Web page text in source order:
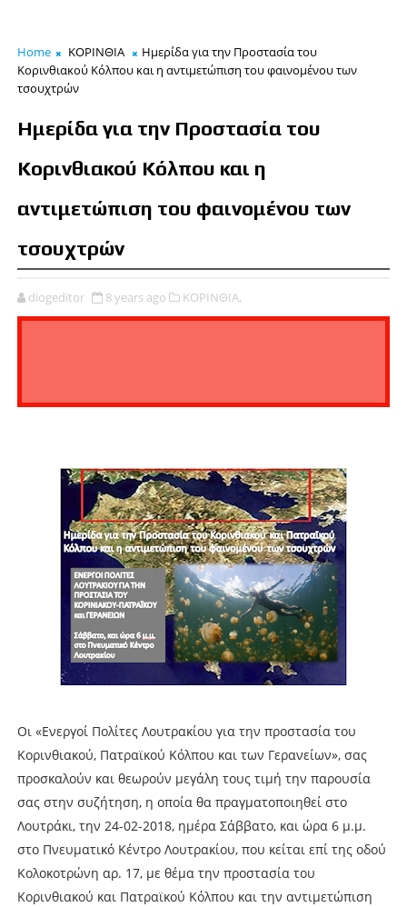
Home ΚΟΡΙΝΘΙΑ
Ημερίδα για την Προστασία του
Κορινθιακού Κόλπου και η αντιμετώπιση του φαινομένου των
τσουχτρών
Ημερίδα για την Προστασία του
Κορινθιακού Κόλπου και η
αντιμετώπιση του φαινομένου των
τσουχτρών
diogeditor 8 years ago ΚΟΡΙΝΘΙΑ,
Οι «Ενεργοί Πολίτες Λουτρακίου για την προστασία του
Κορινθιακού, Πατραϊκού Κόλπου και των Γερανείων», σας
προσκαλούν και θεωρούν μεγάλη τους τιμή την παρουσία
σας στην συζήτηση, η οποία θα πραγματοποιηθεί στο
Λουτράκι, την 24-02-2018, ημέρα Σάββατο, και ώρα 6 μ.μ.
στο Πνευματικό Κέντρο Λουτρακίου, που κείται επί της οδού
Κολοκοτρώνη αρ. 17, με θέμα την προστασία του
Κορινθιακού και Πατραϊκού Κόλπου και την αντιμετώπιση